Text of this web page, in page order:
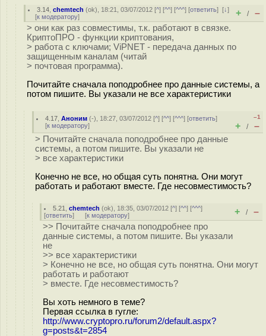
3.14 ,chemtech (ok), 18:21, 03/07/2012 [^] [^^] [^^^] [ответить][↓]
[к модератору] + / –
> они как раз совместимы, т.к. работают в связке.
КриптоПРО - функции криптования,
> работа с ключами; ViPNET - передача данных по
защищенным каналам (читай
> почтовая программа).
Почитайте сначала поподробнее про данные системы, а
потом пишите. Вы указали не все характеристики
4.17 ,Аноним (-), 18:27, 03/07/2012 [^] [^^] [^^^] [ответить]
[к модератору]
–1
+ / –
> Почитайте сначала поподробнее про данные
системы, а потом пишите. Вы указали не
> все характеристики
Конечно не все, но общая суть понятна. Они могут
работать и работают вместе. Где несовместимость?
5.21 ,chemtech (ok), 18:35, 03/07/2012 [^] [^^] [^^^]
[ответить] [к модератору] + / –
>> Почитайте сначала поподробнее про
данные системы, а потом пишите. Вы указали
не
>> все характеристики
> Конечно не все, но общая суть понятна. Они могут
работать и работают
> вместе. Где несовместимость?
Вы хоть немного в теме?
Первая ссылка в гугле:
http://www.cryptopro.ru/forum2/default.aspx?
g=posts&t=2854